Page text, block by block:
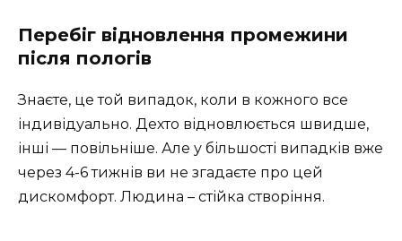
Перебіг відновлення промежини
після пологів
Знаєте, це той випадок, коли в кожного все
індивідуально. Дехто відновлюється швидше,
інші — повільніше. Але у більшості випадків вже
через 4-6 тижнів ви не згадаєте про цей
дискомфорт. Людина – стійка створіння.